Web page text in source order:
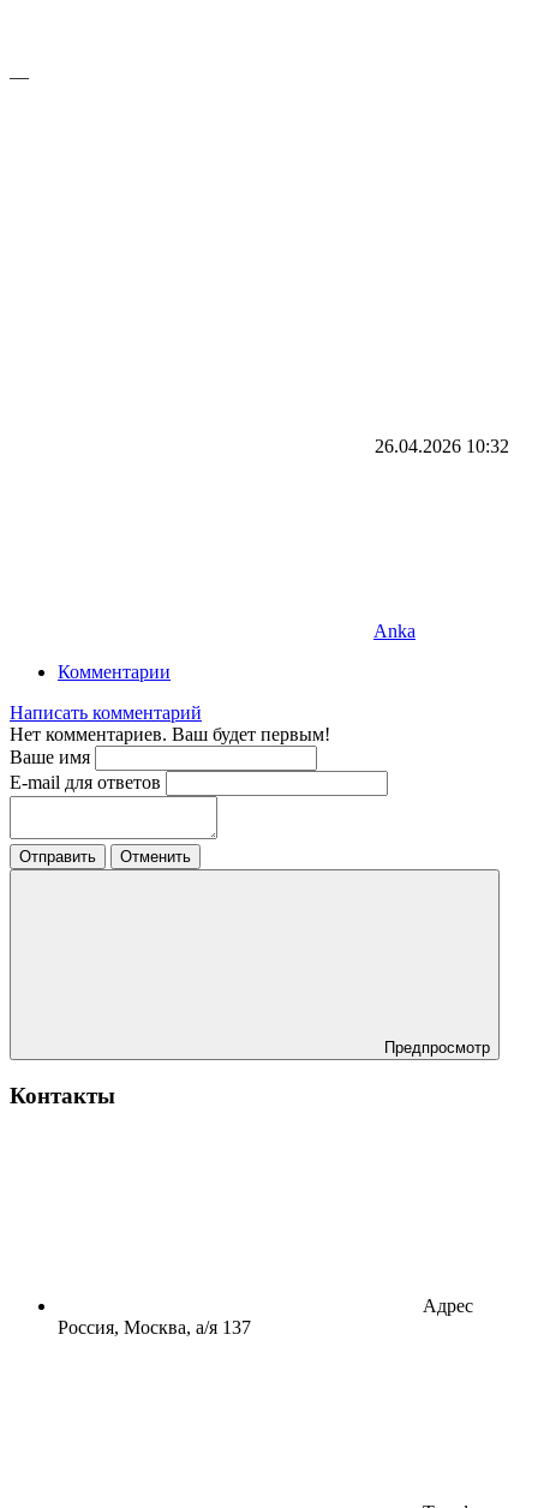
—
26.04.2026 10:32
Anka
Комментарии
Написать комментарий
Нет комментариев. Ваш будет первым!
Ваше имя
E-mail для ответов
Отправить Отменить
Предпросмотр
Контакты
Адрес
Россия, Москва, а/я 137